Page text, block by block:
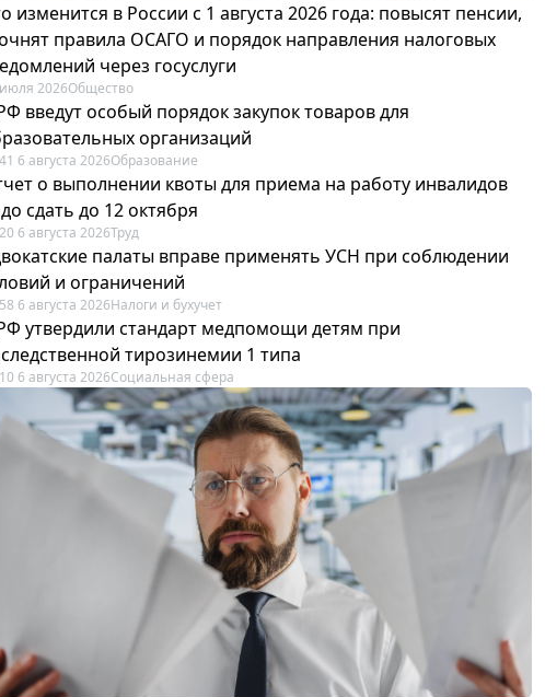
изменится в России с 1 августа 2026 года: повысят пенсии,
правила ОСАГО и порядок направления налоговых
через госуслуги
2026Общество
введут особый порядок закупок товаров для
организаций
6 августа 2026Образование
о выполнении квоты для приема на работу инвалидов
сдать до 12 октября
6 августа 2026Труд
палаты вправе применять УСН при соблюдении
и ограничений
6 августа 2026Налоги и бухучет
утвердили стандарт медпомощи детям при
тирозинемии 1 типа
6 августа 2026Социальная сфера